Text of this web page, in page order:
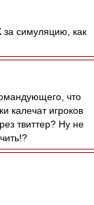
симуляцию, как
что
калечат игроков
твиттер? Ну не